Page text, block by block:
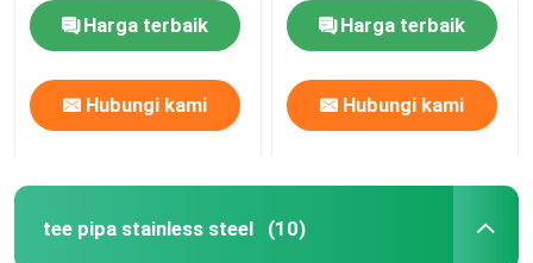
Harga terbaik
Hubungi kami
Harga terbaik
Hubungi kami
tee pipa stainless steel (10)